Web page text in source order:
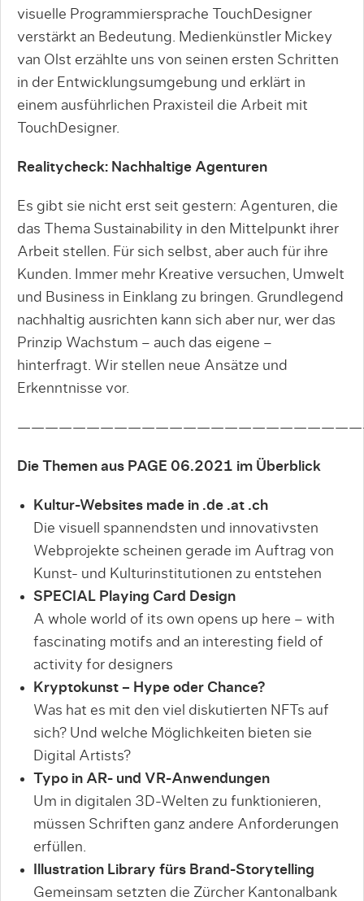
visuelle Programmiersprache TouchDesigner
verstärkt an Bedeutung. Medienkünstler Mickey
van Olst erzählte uns von seinen ersten Schritten
in der Entwicklungsumgebung und erklärt in
einem ausführlichen Praxisteil die Arbeit mit
TouchDesigner.
Realitycheck: Nachhaltige Agenturen
Es gibt sie nicht erst seit gestern: Agenturen, die
das Thema Sustainability in den Mittelpunkt ihrer
Arbeit stellen. Für sich selbst, aber auch für ihre
Kunden. Immer mehr Kreative versuchen, Umwelt
und Business in Einklang zu bringen. Grundlegend
nachhaltig ausrichten kann sich aber nur, wer das
Prinzip Wachstum – auch das eigene ­–
hinterfragt. Wir stellen neue Ansätze und
Erkenntnisse vor.
Die Themen aus PAGE 06.2021 im Überblick
Kultur-Websites made in .de .at .ch
Die visuell spannendsten und innovativsten
Webprojekte scheinen gerade im Auftrag von
Kunst- und Kulturinstitutionen zu entstehen
SPECIAL Playing Card Design
A whole world of its own opens up here – with
fascinating motifs and an interesting field of
activity for designers
Kryptokunst – Hype oder Chance?
Was hat es mit den viel diskutierten NFTs auf
sich? Und welche Möglichkeiten bieten sie
Digital Artists?
Typo in AR- und VR-Anwendungen
Um in digitalen 3D-Welten zu funktionieren,
müssen Schriften ganz andere Anforderungen
erfüllen.
Illustration Library fürs Brand-Storytelling
Gemeinsam setzten die Zürcher Kantonalbank